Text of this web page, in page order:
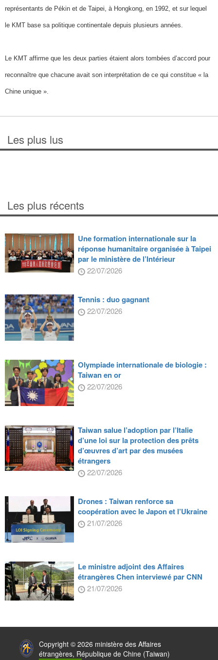
représentants de Pékin et de Taipei, à Hongkong, en 1992, et sur lequel
le KMT base sa politique continentale depuis plusieurs années.
Le KMT affirme que les deux parties étaient alors tombées d’accord pour
reconnaître que chacune avait son interprétation de ce qui constitue « la
Chine unique ».
Les plus lus
Les plus récents
Une formation internationale sur la
réponse humanitaire organisée à Taipei
par le ministère de l’Intérieur
22/07/2026
Tennis : duo gagnant
22/07/2026
Olympiade internationale de biologie :
Taiwan en or
22/07/2026
Taiwan salue l’adoption par l’Italie
d’une loi sur la protection des prêts
d’œuvres d’art par des musées
étrangers
22/07/2026
Drones : Taiwan renforce sa
coopération avec le Japon et l’Ukraine
21/07/2026
Le ministre adjoint des Affaires
étrangères Chen interviewé par CNN
21/07/2026
Copyright © 2026 ministère des Affaires
étrangères, République de Chine (Taiwan)